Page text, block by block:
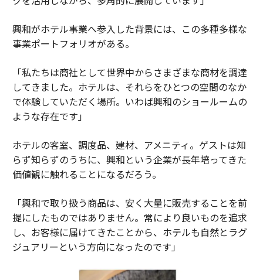
興和がホテル事業へ参入した背景には、この多種多様な
事業ポートフォリオがある。
「私たちは商社として世界中からさまざまな商材を調達
してきました。ホテルは、それらをひとつの空間のなか
で体験していただく場所。いわば興和のショールームの
ような存在です」
ホテルの客室、調度品、建材、アメニティ。ゲストは知
らず知らずのうちに、興和という企業が長年培ってきた
価値観に触れることになるだろう。
「興和で取り扱う商品は、安く大量に販売することを前
提にしたものではありません。常により良いものを追求
し、お客様に届けてきたことから、ホテルも自然とラグ
ジュアリーという方向になったのです」